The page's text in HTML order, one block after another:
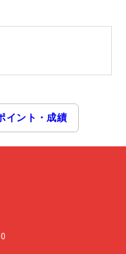
イント・成績